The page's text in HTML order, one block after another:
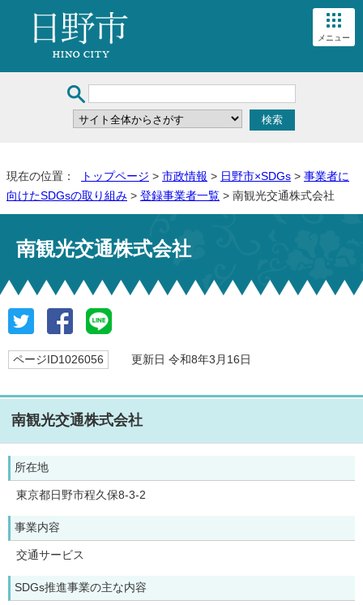
メニュー
現在の位置： トップページ > 市政情報 > 日野市×SDGs > 事業者に
向けたSDGsの取り組み > 登録事業者一覧 > 南観光交通株式会社
南観光交通株式会社
ページID1026056 更新日 令和8年3月16日
南観光交通株式会社
所在地
東京都日野市程久保8-3-2
事業内容
交通サービス
SDGs推進事業の主な内容